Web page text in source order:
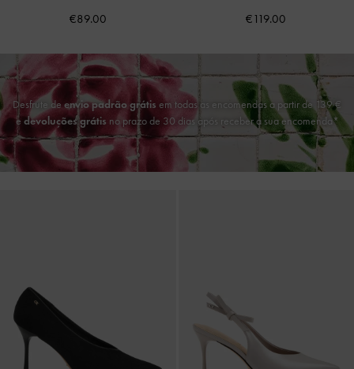
€89.00 €119.00
Desfrute deenvio padrão grátis em todas as encomendas a partir de 139 €
e devoluções grátis no prazo de 30 dias após receber a sua encomenda*